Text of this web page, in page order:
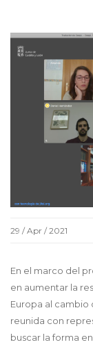
29 / Apr / 2021
En el marco del
en aumentar la
Europa al cambio
reunida con
buscar la forma